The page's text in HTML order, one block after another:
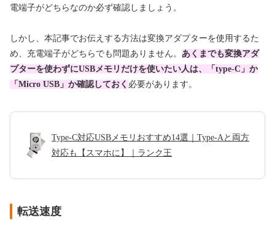
電端子がどちらなのか必ず確認しましょう。
しかし、本記事でお伝えする方法は変換アダプターを使用するた
め、充電端子がどちらでも問題ありません。 あくまでも変換アダ
プターを使わずにUSBメモリだけを使いたい人は、「type-C」か
「Micro USB」か確認しておく 必要があります。
Type-C対応USBメモリおすすめ14選｜Type-Aと両方
対応も【スマホに】｜ランク王
転送速度